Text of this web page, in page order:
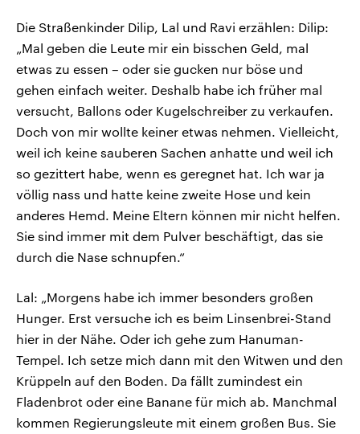
Die Straßenkinder Dilip, Lal und Ravi erzählen: Dilip:
„Mal geben die Leute mir ein bisschen Geld, mal
etwas zu essen – oder sie gucken nur böse und
gehen einfach weiter. Deshalb habe ich früher mal
versucht, Ballons oder Kugelschreiber zu verkaufen.
Doch von mir wollte keiner etwas nehmen. Vielleicht,
weil ich keine sauberen Sachen anhatte und weil ich
so gezittert habe, wenn es geregnet hat. Ich war ja
völlig nass und hatte keine zweite Hose und kein
anderes Hemd. Meine Eltern können mir nicht helfen.
Sie sind immer mit dem Pulver beschäftigt, das sie
durch die Nase schnupfen.“
Lal: „Morgens habe ich immer besonders großen
Hunger. Erst versuche ich es beim Linsenbrei-Stand
hier in der Nähe. Oder ich gehe zum Hanuman-
Tempel. Ich setze mich dann mit den Witwen und den
Krüppeln auf den Boden. Da fällt zumindest ein
Fladenbrot oder eine Banane für mich ab. Manchmal
kommen Regierungsleute mit einem großen Bus. Sie